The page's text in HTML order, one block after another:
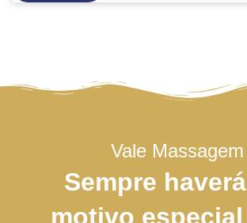
Vale Massagem
Sempre
motivo